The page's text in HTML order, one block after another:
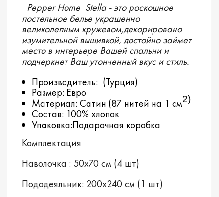
Pepper Home Stella - это роскошное
постельное белье украшенно
великолепным кружевом,декорировано
изумительной вышивкой, достойно займет
место в интерьере Вашей спальни и
подчеркнет Ваш утонченный вкус и стиль.
Производитель: (Турция)
Размер: Евро
Материал: Сатин (87 нитей на 1 см2)
Состав: 100% хлопок
Упаковка:Подарочная коробка
Комплектация
Наволочка : 50х70 см (4 шт)
Пододеяльник: 200х240 см (1 шт)